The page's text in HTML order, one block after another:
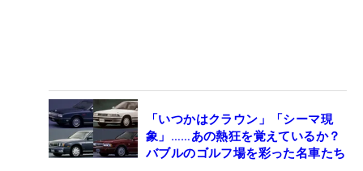
「いつかはクラウン」「シーマ現
象」……あの熱狂を覚えているか？
バブルのゴルフ場を彩った名車たち